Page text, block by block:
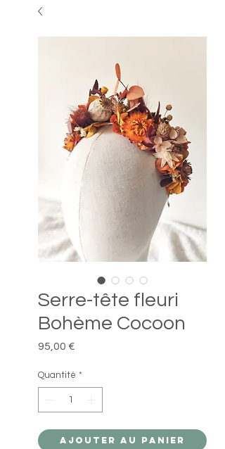
Serre-tête fleuri
Bohème Cocoon
95,00 €
Quantité *
Ajouter au panier